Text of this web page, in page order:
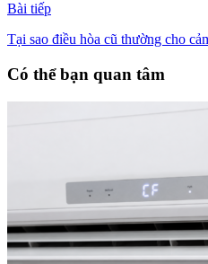
Bài tiếp
Tại sao điều hòa cũ thường cho
Có thể bạn quan tâm